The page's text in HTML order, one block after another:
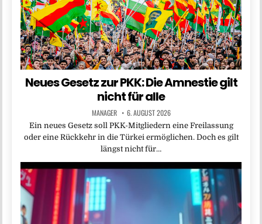
Neues Gesetz zur PKK: Die Amnestie gilt
nicht für alle
MANAGER 6. AUGUST 2026
Ein neues Gesetz soll PKK-Mitgliedern eine Freilassung
oder eine Rückkehr in die Türkei ermöglichen. Doch es gilt
längst nicht für…